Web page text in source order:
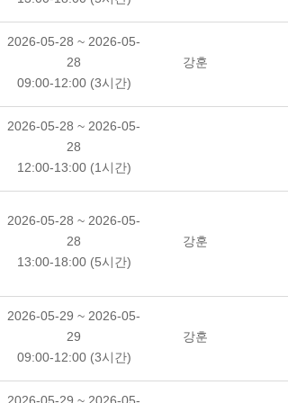
2026-05-28 ~ 2026-05-
28
09:00-12:00 (3시간)
강훈
2026-05-28 ~ 2026-05-
28
12:00-13:00 (1시간)
2026-05-28 ~ 2026-05-
28
13:00-18:00 (5시간)
강훈
2026-05-29 ~ 2026-05-
29
09:00-12:00 (3시간)
강훈